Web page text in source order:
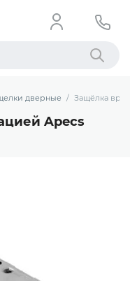
Найти
дверные Защёлка
Apecs